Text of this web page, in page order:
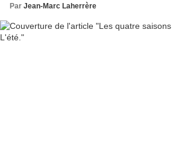
Par Jean-Marc Laherrère